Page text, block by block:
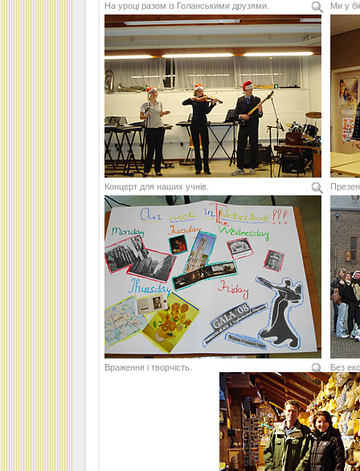
На уроці разом із Голанськими друзями. Ми у
Концерт для наших учнів.
Враження і творчість. Без